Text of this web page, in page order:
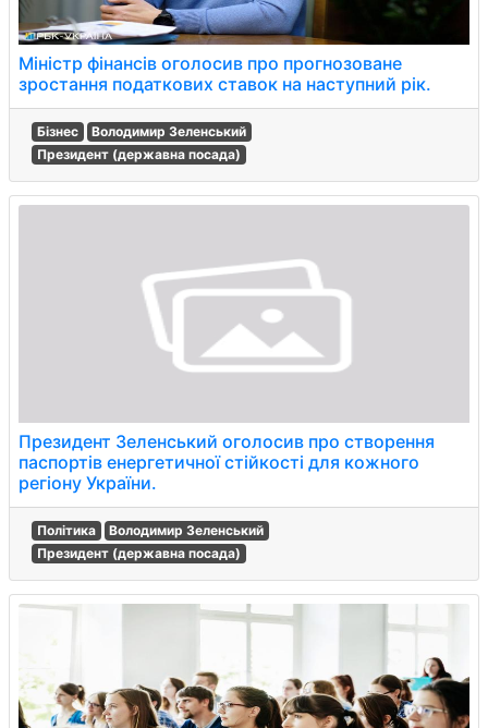
Міністр фінансів оголосив про прогнозоване
зростання податкових ставок на наступний рік.
Бізнес
Володимир Зеленський
Президент (державна посада)
Президент Зеленський оголосив про створення
паспортів енергетичної стійкості для кожного
регіону України.
Політика
Володимир Зеленський
Президент (державна посада)